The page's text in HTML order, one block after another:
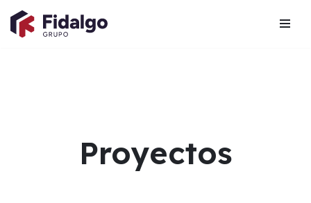
Saltar
Proyectos